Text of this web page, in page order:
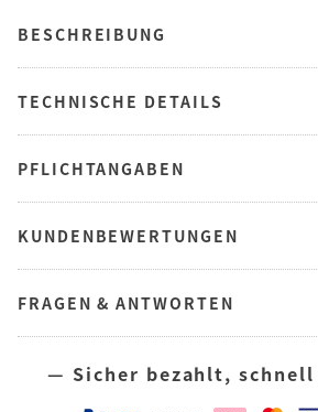
BESCHREIBUNG
TECHNISCHE DETAILS
PFLICHTANGABEN
KUNDENBEWERTUNGEN
FRAGEN & ANTWORTEN
— Sicher bezahlt,